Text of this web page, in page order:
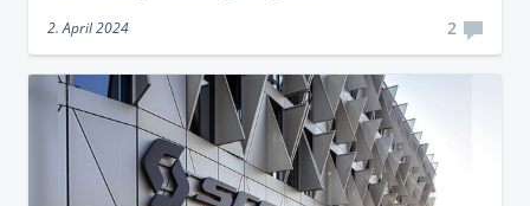
2. April 2024 2